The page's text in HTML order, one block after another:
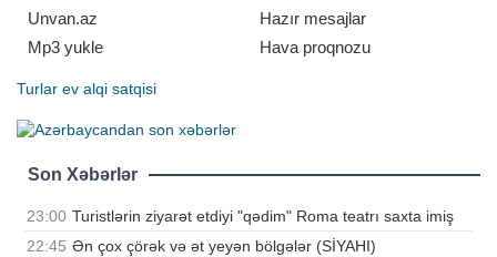
Unvan.az
Hazır mesajlar
Mp3 yukle
Hava proqnozu
Turlar ev alqi satqisi
Son Xəbərlər
23:00 Turistlərin ziyarət etdiyi "qədim" Roma teatrı saxta imiş
22:45 Ən çox çörək və ət yeyən bölgələr (SİYAHI)